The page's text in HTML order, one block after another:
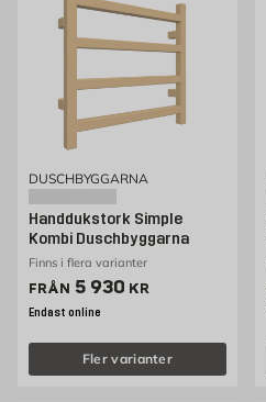
DUSCHBYGGARNA
Handdukstork Simple
Kombi Duschbyggarna
Finns i flera varianter
FRÅN Pris 5930 kr
5 930 KR
Endast online
Fler varianter